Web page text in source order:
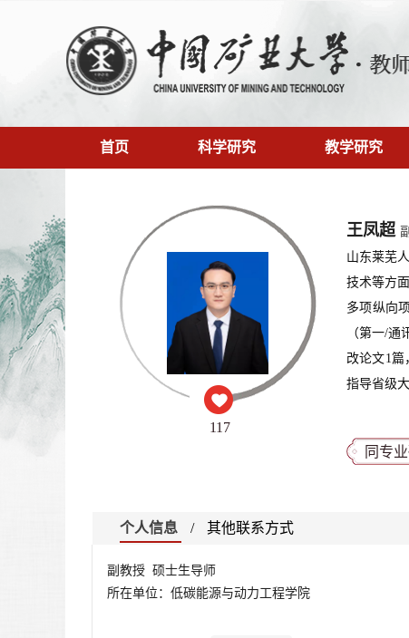
首页 科学研究 教学研究
117
王凤超
山东莱芜
技术等方
多项纵向
（第一/
改论文1篇
指导省级
同专
个人信息 / 其他联系方式
副教授 硕士生导师
所在单位：低碳能源与动力工程学院